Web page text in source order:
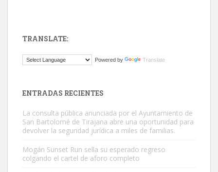
Este gato macho ha aparecido en la calle hace menos de un mes,
Adopción urgente
TRANSLATE:
Powered by Translate
ENTRADAS RECIENTES
La consulta pública anunciada por el Ayuntamiento de
San Bartolomé de Tirajana abre una oportunidad para
devolver la seguridad jurídica a miles de familias.
Mogán Sunset Run sella su esperado regreso
colgando el cartel de aforo completo